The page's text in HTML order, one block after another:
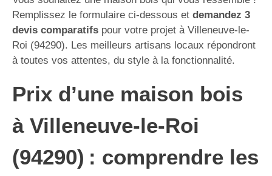
Remplissez le formulaire ci-dessous et demandez 3
devis comparatifs pour votre projet à Villeneuve-le-
Roi (94290). Les meilleurs artisans locaux répondront
à toutes vos attentes, du style à la fonctionnalité.
Prix d’une maison bois
à Villeneuve-le-Roi
(94290) : comprendre les